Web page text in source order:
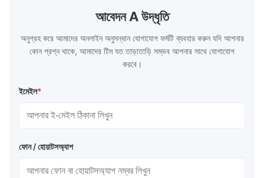
the basic component of boiler water
circulation loop.Because of both cooling
আবেদন A উদ্ধৃতি
অনুগ্রহ করে আমাদের অনলাইন অনুসন্ধান যোগাযোগ ফর্মটি ব্যবহার করুন যদি আপনার
কোন প্রশ্ন থাকে, আমাদের টিম যত তাড়াতাড়ি সম্ভব আপনার সাথে যোগাযোগ
করবে।
ইমেইল*
ফোন / হোয়াটসঅ্যাপ